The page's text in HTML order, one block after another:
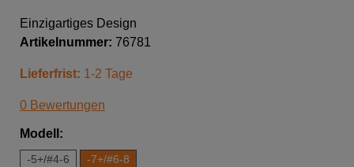
Einzigartiges Design
Artikelnummer: 76781
Lieferfrist: 1-2 Tage
0 Bewertungen
Modell:
-5+/#4-6 -7+/#6-8